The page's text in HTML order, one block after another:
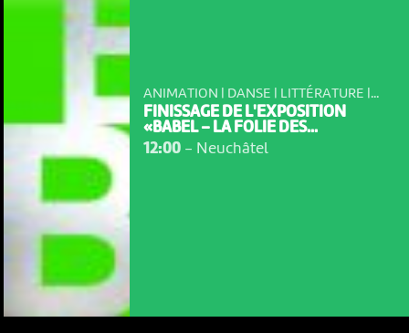
NOUS UTILISONS DES COOKIES
En poursuivant votre navigation sur le culturoscoPe site vous
consentez à l’utilisation de cookies. Les cookies nous
ANIMATION | DANSE | LITTÉRATURE |...
FINISSAGE DE L'EXPOSITION
«BABEL – LA FOLIE DES...
12:00- Neuchâtel